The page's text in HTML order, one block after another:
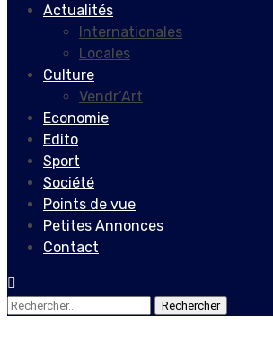
Actualités
Internationales
Locales
Culture
Vendr’Art
Economie
Edito
Sport
Société
Points de vue
Petites Annonces
Contact
Rechercher :